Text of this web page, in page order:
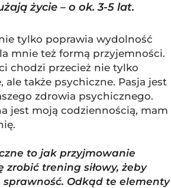
życie – o ok. 3-5 lat.
tylko poprawia wydolność
mnie też formą przyjemności.
chodzi przecież nie tylko
ale także psychiczne. Pasja jest
zdrowia psychicznego.
jest moją codziennością, mam
to jak przyjmowanie
zrobić trening siłowy, żeby
Odkąd te elementy